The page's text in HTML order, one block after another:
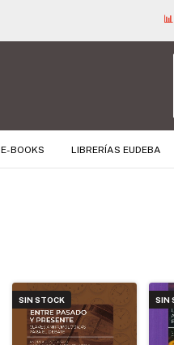
E-BOOKS LIBRERÍAS EUDEBA
SIN STOCK SIN